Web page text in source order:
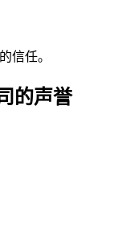
信任。
的声誉